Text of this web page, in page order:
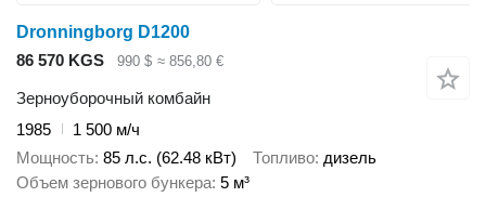
Dronningborg D1200
86 570 KGS
990 $ ≈ 856,80 €
Зерноуборочный комбайн
1985
1 500 м/ч
Мощность 85 л.с. (62.48 кВт) Топливо дизель
Объем зернового бункера 5 м³